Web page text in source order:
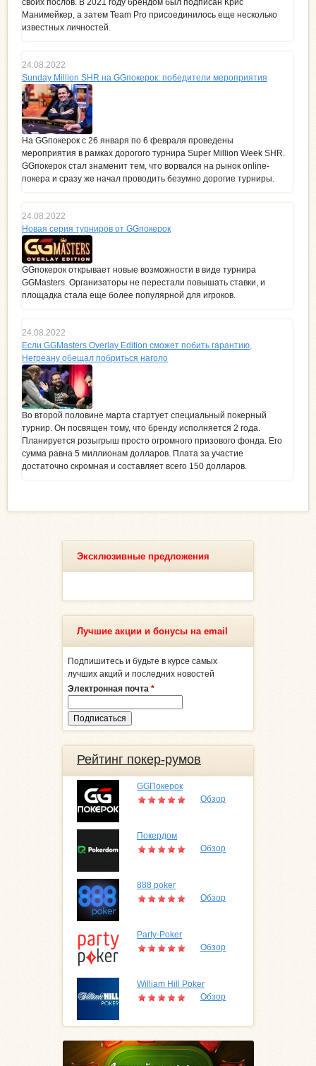
своих послов. В 2021 году брендом был подписан Крис
Манимейкер, а затем Team Pro присоединилось еще несколько
известных личностей.
24.08.2022
Sunday Million SHR на GGпокерок: победители мероприятия
На GGпокерок с 26 января по 6 февраля проведены
мероприятия в рамках дорогого турнира Super Million Week SHR.
GGпокерок стал знаменит тем, что ворвался на рынок online-
покера и сразу же начал проводить безумно дорогие турниры.
24.08.2022
Новая серия турниров от GGпокерок
GGпокерок открывает новые возможности в виде турнира
GGMasters. Организаторы не перестали повышать ставки, и
площадка стала еще более популярной для игроков.
24.08.2022
Если GGMasters Overlay Edition сможет побить гарантию,
Негреану обещал побриться наголо
Во второй половине марта стартует специальный покерный
турнир. Он посвящен тому, что бренду исполняется 2 года.
Планируется розыгрыш просто огромного призового фонда. Его
сумма равна 5 миллионам долларов. Плата за участие
достаточно скромная и составляет всего 150 долларов.
Эксклюзивные предложения
Лучшие акции и бонусы на email
Подпишитесь и будьте в курсе самых
лучших акций и последних новостей
Электронная почта *
Рейтинг покер-румов
GGПокерок
Обзор
Покердом
Обзор
888 poker
Обзор
Party-Poker
Обзор
William Hill Poker
Обзор